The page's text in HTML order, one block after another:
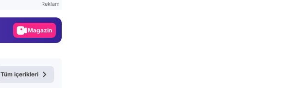
Reklam
Gündem
Magazin
Video
Tüm içerikleri